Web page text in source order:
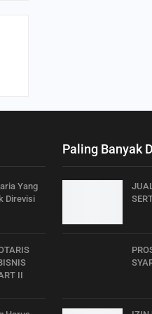
Yang
Direvisi
II
Paling Banyak